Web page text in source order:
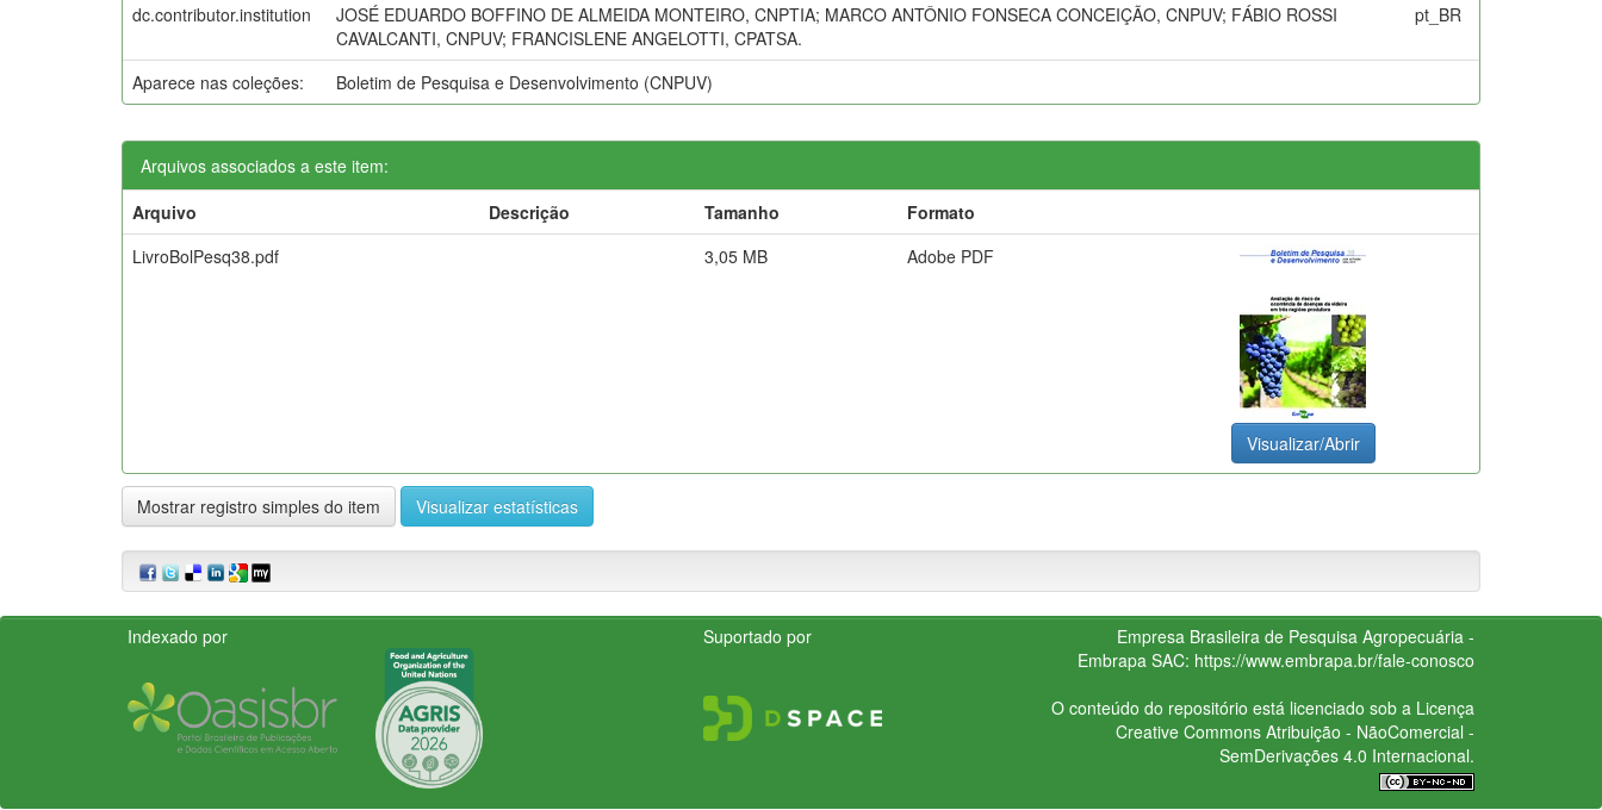
dc.contributor.institution
JOSÉ EDUARDO BOFFINO DE ALMEIDA MONTEIRO, CNPTIA; MARCO ANTÔNIO FONSECA CONCEIÇÃO, CNPUV; FÁBIO ROSSI
CAVALCANTI, CNPUV; FRANCISLENE ANGELOTTI, CPATSA.
pt_BR
Aparece nas coleções: Boletim de Pesquisa e Desenvolvimento (CNPUV)
Arquivos associados a este item:
Arquivo
Descrição Tamanho
Formato
LivroBolPesq38.pdf
3,05 MB Adobe PDF
Visualizar/Abrir
Mostrar registro simples do item Visualizar estatísticas
Indexado por Suportado por
Empresa Brasileira de Pesquisa Agropecuária -
Embrapa SAC: https://www.embrapa.br/fale-conosco
O conteúdo do repositório está licenciado sob a Licença
Creative CommonsAtribuição - NãoComercial -
SemDerivações 4.0 Internacional.